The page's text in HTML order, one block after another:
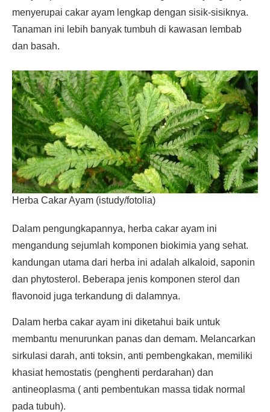
menyerupai cakar ayam lengkap dengan sisik-sisiknya.
Tanaman ini lebih banyak tumbuh di kawasan lembab
dan basah.
Herba Cakar Ayam (istudy/fotolia)
Dalam pengungkapannya, herba cakar ayam ini
mengandung sejumlah komponen biokimia yang sehat.
kandungan utama dari herba ini adalah alkaloid, saponin
dan phytosterol. Beberapa jenis komponen sterol dan
flavonoid juga terkandung di dalamnya.
Dalam herba cakar ayam ini diketahui baik untuk
membantu menurunkan panas dan demam. Melancarkan
sirkulasi darah, anti toksin, anti pembengkakan, memiliki
khasiat hemostatis (penghenti perdarahan) dan
antineoplasma ( anti pembentukan massa tidak normal
pada tubuh).